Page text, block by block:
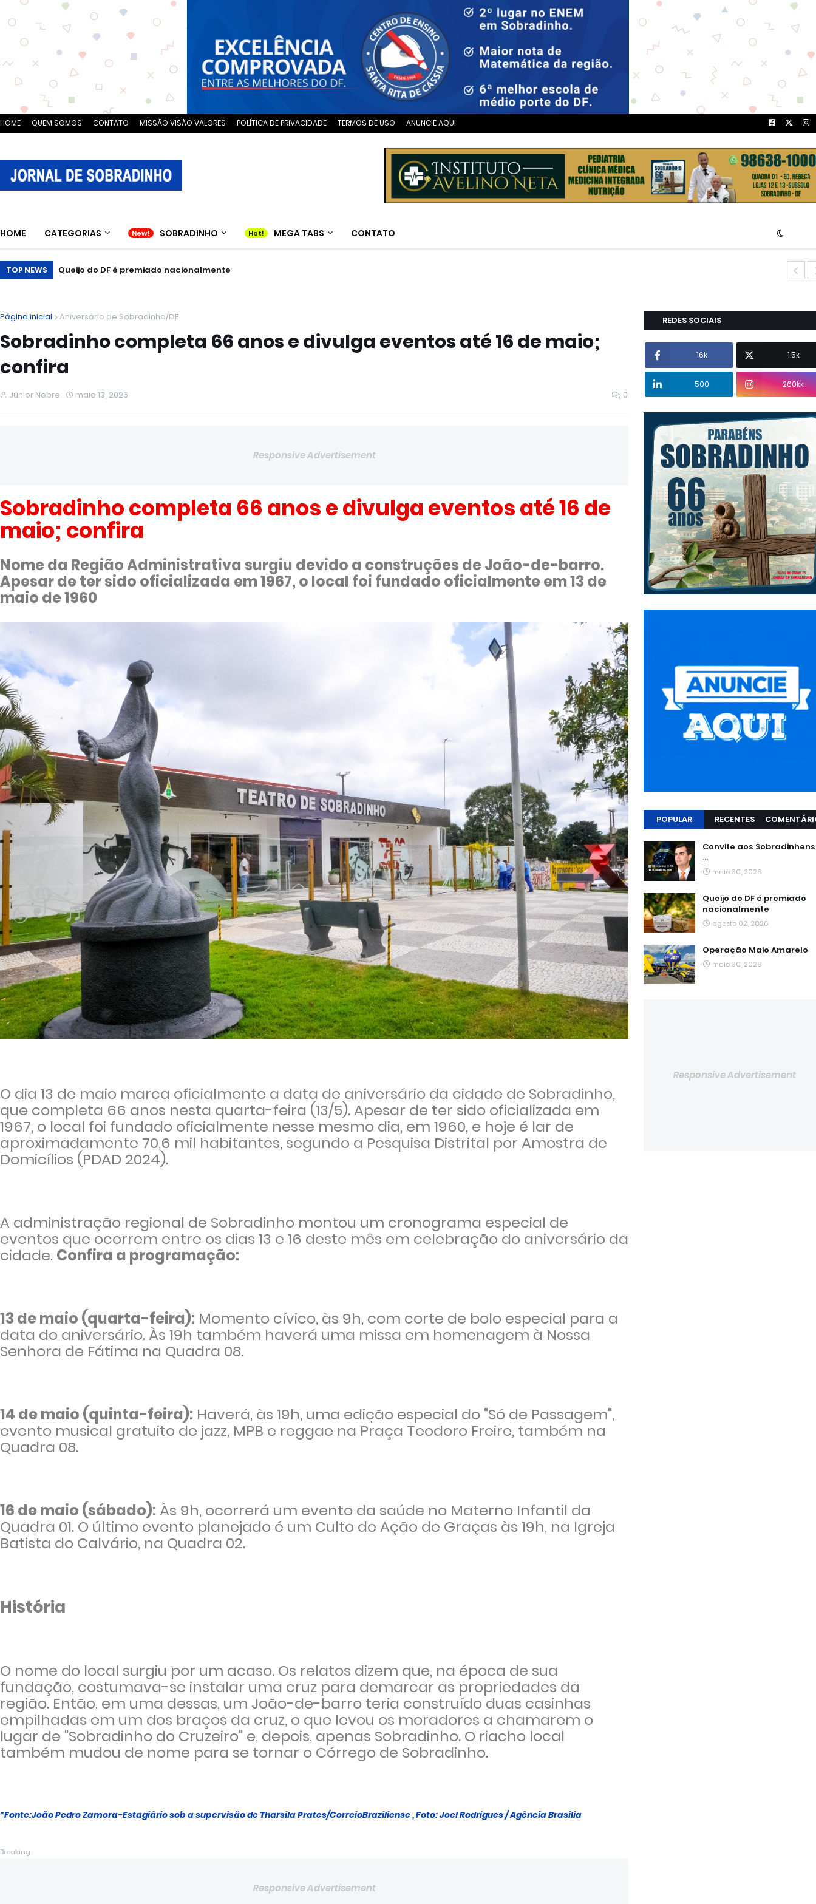
HOME QUEM SOMOS CONTATO MISSÃO VISÃO VALORES POLÍTICA DE PRIVACIDADE TERMOS DE USO ANUNCIE AQUI
HOME CATEGORIAS SOBRADINHO MEGA TABS CONTATO
TOP NEWS Queijo do DF é premiado nacionalmente
Página inicial Aniversário de Sobradinho/DF
Sobradinho completa 66 anos e divulga eventos até 16 de maio;
confira
Júnior Nobre maio 13, 2026 0
Responsive Advertisement
Sobradinho completa 66 anos e divulga eventos até 16 de
maio; confira
Nome da Região Administrativa surgiu devido a construções de João-de-barro.
Apesar de ter sido oficializada em 1967, o local foi fundado oficialmente em 13 de
maio de 1960
O dia 13 de maio marca oficialmente a data de aniversário da cidade de Sobradinho,
que completa 66 anos nesta quarta-feira (13/5). Apesar de ter sido oficializada em
1967, o local foi fundado oficialmente nesse mesmo dia, em 1960, e hoje é lar de
aproximadamente 70,6 mil habitantes, segundo a Pesquisa Distrital por Amostra de
Domicílios (PDAD 2024).
A administração regional de Sobradinho montou um cronograma especial de
eventos que ocorrem entre os dias 13 e 16 deste mês em celebração do aniversário da
cidade. Confira a programação:
13 de maio (quarta-feira): Momento cívico, às 9h, com corte de bolo especial para a
data do aniversário. Às 19h também haverá uma missa em homenagem à Nossa
Senhora de Fátima na Quadra 08.
14 de maio (quinta-feira): Haverá, às 19h, uma edição especial do "Só de Passagem",
evento musical gratuito de jazz, MPB e reggae na Praça Teodoro Freire, também na
Quadra 08.
16 de maio (sábado): Às 9h, ocorrerá um evento da saúde no Materno Infantil da
Quadra 01. O último evento planejado é um Culto de Ação de Graças às 19h, na Igreja
Batista do Calvário, na Quadra 02.
História
O nome do local surgiu por um acaso. Os relatos dizem que, na época de sua
fundação, costumava-se instalar uma cruz para demarcar as propriedades da
região. Então, em uma dessas, um João-de-barro teria construído duas casinhas
empilhadas em um dos braços da cruz, o que levou os moradores a chamarem o
lugar de "Sobradinho do Cruzeiro" e, depois, apenas Sobradinho. O riacho local
também mudou de nome para se tornar o Córrego de Sobradinho.
*Fonte:João Pedro Zamora-Estagiário sob a supervisão de Tharsila Prates/CorreioBraziliense , Foto: Joel Rodrigues / Agência Brasilia
Breaking
Responsive Advertisement
REDES SOCIAIS
16k 1.5k
500 260kk
POPULAR RECENTES
Convite aos
...
maio 30, 2026
Queijo do DF é premiado
nacionalmente
agosto 02, 2026
Operação Maio Amarelo
maio 30, 2026
Responsive Advertisement